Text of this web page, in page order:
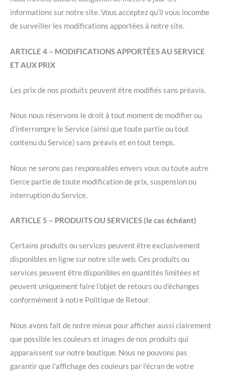
informations sur notre site. Vous acceptez qu’il vous incombe
de surveiller les modifications apportées à notre site.
ARTICLE 4 – MODIFICATIONS APPORTÉES AU SERVICE
ET AUX PRIX
Les prix de nos produits peuvent être modifiés sans préavis.
Nous nous réservons le droit à tout moment de modifier ou
d’interrompre le Service (ainsi que toute partie ou tout
contenu du Service) sans préavis et en tout temps.
Nous ne serons pas responsables envers vous ou toute autre
tierce partie de toute modification de prix, suspension ou
interruption du Service.
ARTICLE 5 – PRODUITS OU SERVICES (le cas échéant)
Certains produits ou services peuvent être exclusivement
disponibles en ligne sur notre site web. Ces produits ou
services peuvent être disponibles en quantités limitées et
peuvent uniquement faire l’objet de retours ou d’échanges
conformément à notre Politique de Retour.
Nous avons fait de notre mieux pour afficher aussi clairement
que possible les couleurs et images de nos produits qui
apparaissent sur notre boutique. Nous ne pouvons pas
garantir que l’affichage des couleurs par l’écran de votre